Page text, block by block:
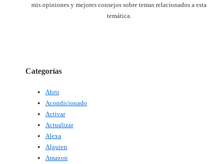
mis opiniones y mejores consejos sobre temas relacionados a esta
temática.
Categorías
Abrir
Acondicionado
Activar
Actualizar
Alexa
Alguien
Amazon